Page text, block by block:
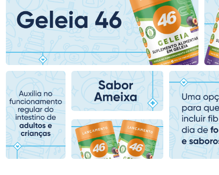
Ativar Desconto
Comprar sem Desconto
Por R$ 37,99/cada
Comprar sem Desconto
Por R$ 37,99/cada
Ativar Desconto
Comprar sem Desconto
Por R$ 81,99/cada
Comprar sem Desconto
Por R$ 81,99/cada